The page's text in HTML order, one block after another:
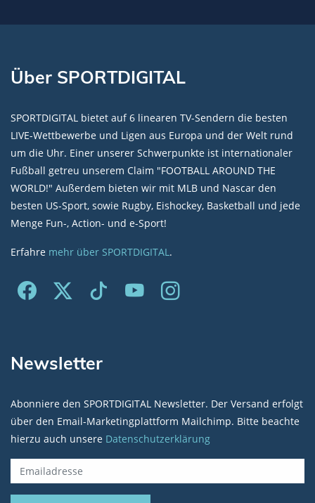
Über SPORTDIGITAL
SPORTDIGITAL bietet auf 6 linearen TV-Sendern die besten
LIVE-Wettbewerbe und Ligen aus Europa und der Welt rund
um die Uhr. Einer unserer Schwerpunkte ist internationaler
Fußball getreu unserem Claim "FOOTBALL AROUND THE
WORLD!" Außerdem bieten wir mit MLB und Nascar den
besten US-Sport, sowie Rugby, Eishockey, Basketball und jede
Menge Fun-, Action- und e-Sport!
Erfahre mehr über SPORTDIGITAL.
Newsletter
Abonniere den SPORTDIGITAL Newsletter. Der Versand erfolgt
über den Email-Marketingplattform Mailchimp. Bitte beachte
hierzu auch unsere Datenschutzerklärung